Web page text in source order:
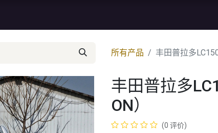
所有产品 丰田普拉多
丰田普拉多
ON）
(0 评价)